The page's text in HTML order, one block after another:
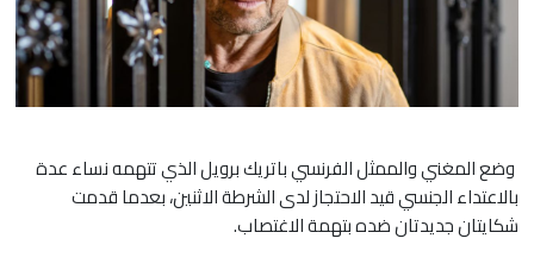
وضع المغني والممثل الفرنسي باتريك برويل الذي تتهمه نساء عدة
بالاعتداء الجنسي قيد الاحتجاز لدى الشرطة الاثنين، بعدما قدمت
شكايتان جديدتان ضده بتهمة الاغتصاب.